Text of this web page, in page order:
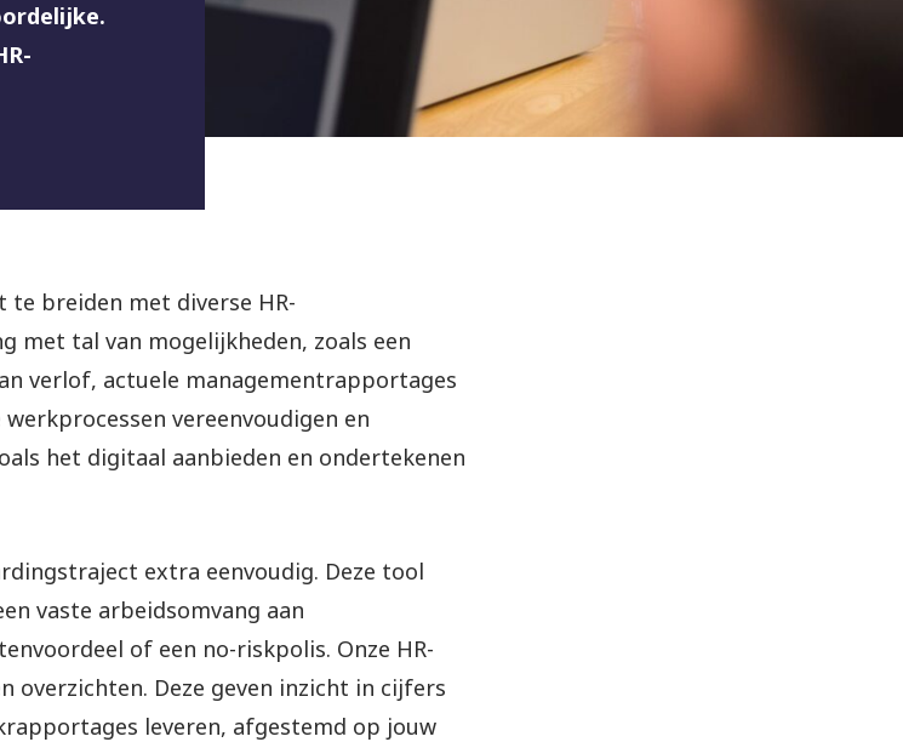
breiden met diverse HR-
met tal van mogelijkheden, zoals een
verlof, actuele managementrapportages
vereenvoudigen en
het digitaal aanbieden en ondertekenen
extra eenvoudig. Deze tool
vaste arbeidsomvang aan
of een no-riskpolis. Onze HR-
Deze geven inzicht in cijfers
leveren, afgestemd op jouw